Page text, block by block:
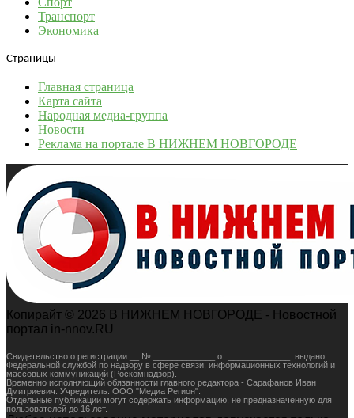
Транспорт
Экономика
Страницы
Главная страница
Карта сайта
Народная медиа-группа
Новости
Реклама на портале В НИЖНЕМ НОВГОРОДЕ
Копирайт © 2026 В НИЖНЕМ НОВГОРОДЕ - Новостной
портал in-nnov.RU
Свидетельство о регистрации __ № _____________ от _____________. выдано
Федеральной службой по надзору в сфере связи, информационных технологий и
массовых коммуникаций (Роскомнадзор).
Временно исполняющий обязанности главного редактора - Сарафанов Иван
Дмитриевич. Учредитель: ООО "Медиа Регион".
Отдельные публикации могут содержать информацию, не предназначенную для
пользователей до 16 лет.